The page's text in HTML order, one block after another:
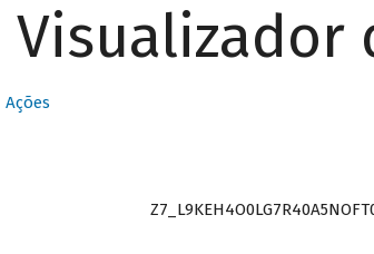
Visualizador
Ações